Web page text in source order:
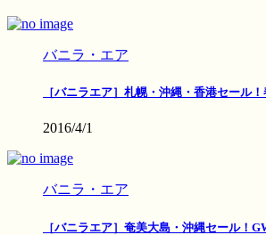
バニラ・エア
［バニラエア］札幌・沖縄・香港セール
2016/4/1
バニラ・エア
［バニラエア］奄美大島・沖縄セール！